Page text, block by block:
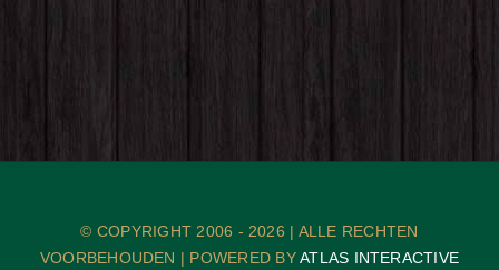
© COPYRIGHT 2006 - 2026 | ALLE RECHTEN
VOORBEHOUDEN | POWERED BYATLAS INTERACTIVE